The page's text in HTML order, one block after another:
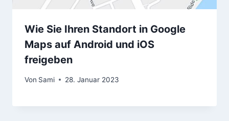
Wie Sie Ihren Standort in Google
Maps auf Android und iOS
freigeben
Von Sami 28. Januar 2023